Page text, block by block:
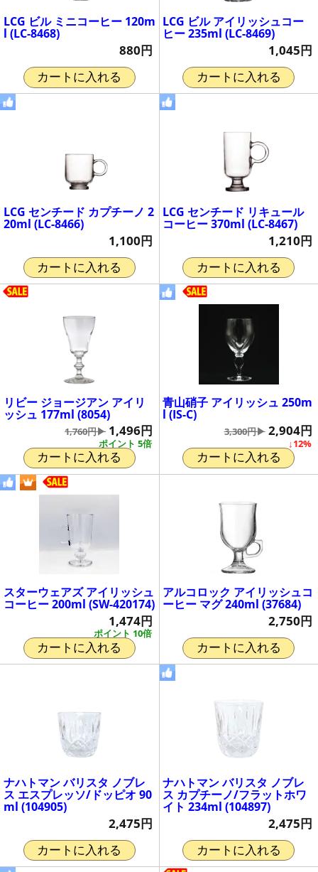
LCG ビル ミニコーヒー 120m
l (LC-8468)
880円
カートに入れる
LCG ビル アイリッシュコー
ヒー 235ml (LC-8469)
1,045円
カートに入れる
LCG センチード カプチーノ 2
20ml (LC-8466)
1,100円
カートに入れる
LCG センチード リキュール
コーヒー 370ml (LC-8467)
1,210円
カートに入れる
リビー ジョージアン アイリ
ッシュ 177ml (8054)
ポイント 5倍
1,760円▶ 1,496円
カートに入れる
青山硝子 アイリッシュ 250m
l (IS-C)
↓12%
3,300円▶ 2,904円
カートに入れる
スターウェアズ アイリッシュ
コーヒー 200ml (SW-420174)
ポイント 10倍
1,474円
カートに入れる
アルコロック アイリッシュコ
ーヒー マグ 240ml (37684)
2,750円
カートに入れる
ナハトマン バリスタ ノブレ
ス エスプレッソ/ドッピオ 90
ml (104905)
2,475円
カートに入れる
ナハトマン バリスタ ノブレ
ス カプチーノ/フラットホワ
イト 234ml (104897)
2,475円
カートに入れる